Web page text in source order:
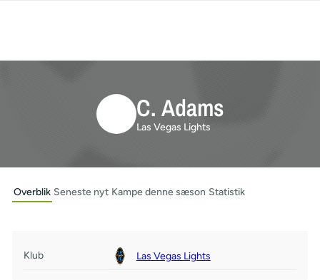
C. Adams
Las Vegas Lights
Overblik Seneste nyt Kampe denne sæson Statistik
Klub Las Vegas Lights